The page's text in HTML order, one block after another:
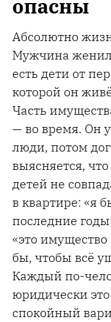
опасны
Абсолютно
Мужчина
есть дети от
которой он
Часть
— во время. Он
люди, потом
выясняется,
детей не
в квартире: «я
последние
«это
бы, чтобы всё
Каждый по-
юридически
спокойный